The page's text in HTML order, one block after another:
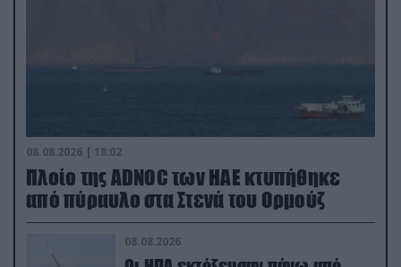
08.08.2026 | 18:02
Πλοίο της ADNOC των ΗΑΕ κτυπήθηκε
από πύραυλο στα Στενά του Ορμούζ
08.08.2026